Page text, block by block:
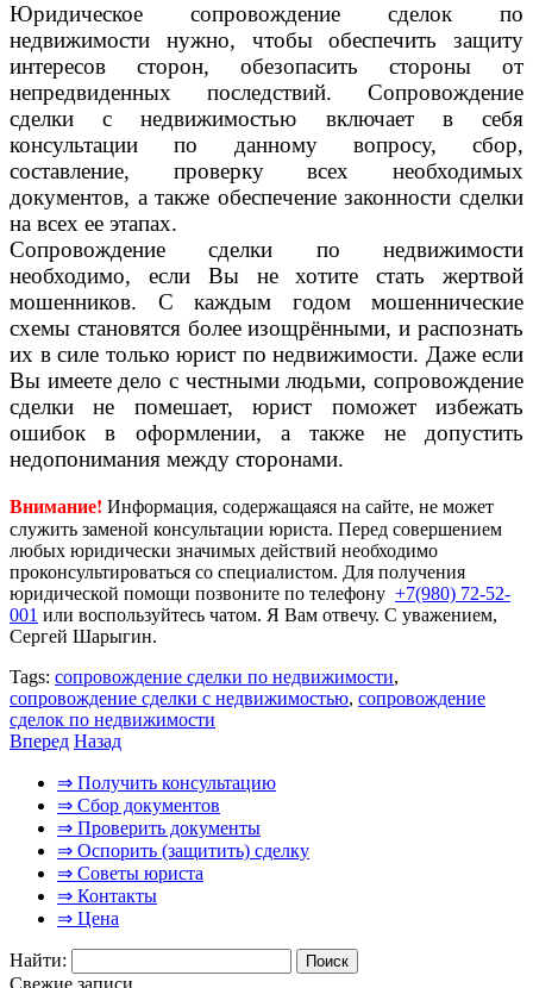
Юридическое сопровождение сделок по
недвижимости нужно, чтобы обеспечить защиту
интересов сторон, обезопасить стороны от
непредвиденных последствий. Сопровождение
сделки с недвижимостью включает в себя
консультации по данному вопросу, сбор,
составление, проверку всех необходимых
документов, а также обеспечение законности сделки
на всех ее этапах.
Сопровождение сделки по недвижимости
необходимо, если Вы не хотите стать жертвой
мошенников. С каждым годом мошеннические
схемы становятся более изощрёнными, и распознать
их в силе только юрист по недвижимости. Даже если
Вы имеете дело с честными людьми, сопровождение
сделки не помешает, юрист поможет избежать
ошибок в оформлении, а также не допустить
недопонимания между сторонами.
Внимание! Информация, содержащаяся на сайте, не может
служить заменой консультации юриста. Перед совершением
любых юридически значимых действий необходимо
проконсультироваться со специалистом. Для получения
юридической помощи позвоните по телефону +7(980) 72-52-
001 или воспользуйтесь чатом. Я Вам отвечу. С уважением,
Сергей Шарыгин.
Tags: сопровождение сделки по недвижимости,
сопровождение сделки с недвижимостью, сопровождение
сделок по недвижимости
Вперед Назад
⇒ Получить консультацию
⇒ Сбор документов
⇒ Проверить документы
⇒ Оспорить (защитить) сделку
⇒ Советы юриста
⇒ Контакты
⇒ Цена
Найти: